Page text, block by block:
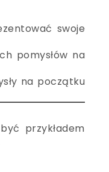
swoje
pomysłów na
na początku
przykładem